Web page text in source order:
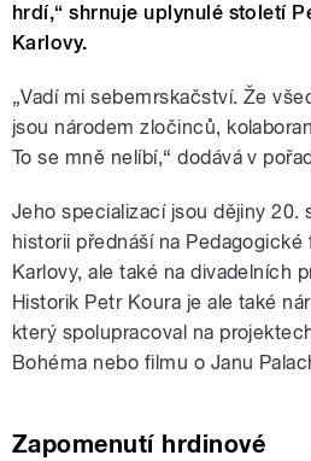
hrdí,“ shrnuje uplynulé století
Karlovy.
„Vadí mi sebemrskačství. Že
jsou národem zločinců,
To se mně nelíbí,“ dodává v
Jeho specializací jsou dějiny 20.
historii přednáší na
Karlovy, ale také na divadelních
Historik Petr Koura je ale také
který spolupracoval na
Bohéma nebo filmu o Janu
Zapomenutí hrdinové